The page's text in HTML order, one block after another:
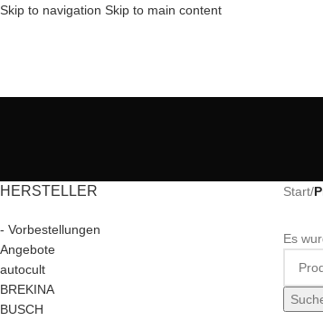
Skip to navigation Skip to main content
HERSTELLER
- Vorbestellungen
Angebote
autocult
BREKINA
BUSCH
Start/
Es